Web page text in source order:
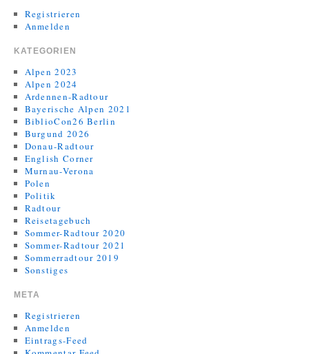
Registrieren
Anmelden
KATEGORIEN
Alpen 2023
Alpen 2024
Ardennen-Radtour
Bayerische Alpen 2021
BiblioCon26 Berlin
Burgund 2026
Donau-Radtour
English Corner
Murnau-Verona
Polen
Politik
Radtour
Reisetagebuch
Sommer-Radtour 2020
Sommer-Radtour 2021
Sommerradtour 2019
Sonstiges
META
Registrieren
Anmelden
Eintrags-Feed